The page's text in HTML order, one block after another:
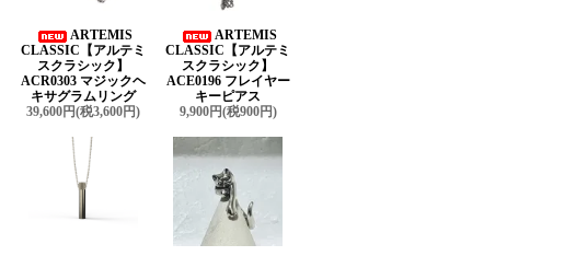
ARTEMIS
CLASSIC【アルテミ
スクラシック】
ACR0303 マジックヘ
キサグラムリング
39,600円(税3,600円)
ARTEMIS
CLASSIC【アルテミ
スクラシック】
ACE0196 フレイヤー
キーピアス
9,900円(税900円)